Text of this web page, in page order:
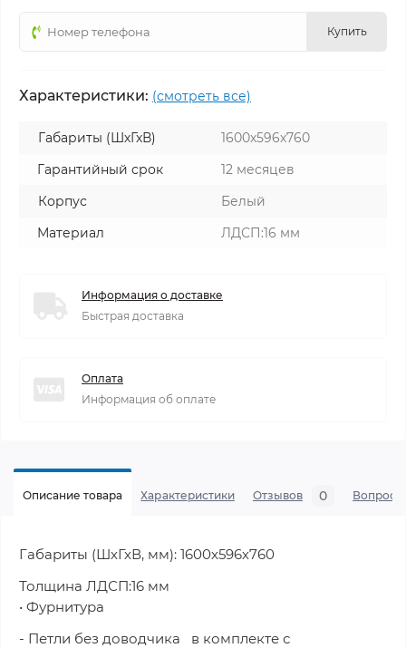
Купить
Характеристики: (смотреть все)
Габариты (ШхГхВ)
1600х596х760
Гарантийный срок
12 месяцев
Корпус
Белый
Материал
ЛДСП:16 мм
Информация о доставке
Быстрая доставка
Оплата
Информация об оплате
Описание товара Характеристики Отзывов 0 Вопросы
Габариты (ШхГхВ, мм): 1600х596х760
Толщина ЛДСП:16 мм
• Фурнитура
- Петли без доводчика в комплекте с